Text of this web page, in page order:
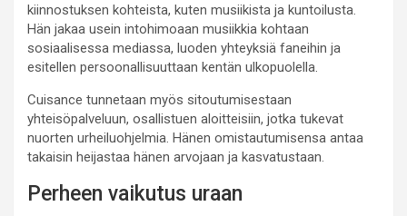
kiinnostuksen kohteista, kuten musiikista ja kuntoilusta.
Hän jakaa usein intohimoaan musiikkia kohtaan
sosiaalisessa mediassa, luoden yhteyksiä faneihin ja
esitellen persoonallisuuttaan kentän ulkopuolella.
Cuisance tunnetaan myös sitoutumisestaan
yhteisöpalveluun, osallistuen aloitteisiin, jotka tukevat
nuorten urheiluohjelmia. Hänen omistautumisensa antaa
takaisin heijastaa hänen arvojaan ja kasvatustaan.
Perheen vaikutus uraan